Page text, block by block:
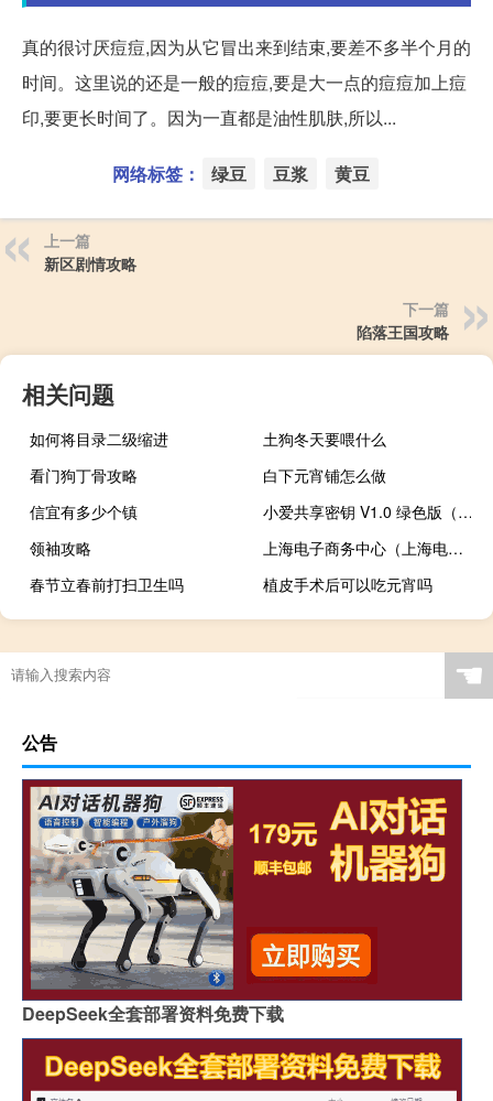
真的很讨厌痘痘,因为从它冒出来到结束,要差不多半个月的
时间。这里说的还是一般的痘痘,要是大一点的痘痘加上痘
印,要更长时间了。因为一直都是油性肌肤,所以...
网络标签： 绿豆 豆浆 黄豆
上一篇
新区剧情攻略
下一篇
陷落王国攻略
相关问题
如何将目录二级缩进
土狗冬天要喂什么
看门狗丁骨攻略
白下元宵铺怎么做
信宜有多少个镇
小爱共享密钥 V1.0 绿色版（小爱共享密钥 V1.0 绿色版功能简介）
领袖攻略
上海电子商务中心（上海电子商厦总公司简介）
春节立春前打扫卫生吗
植皮手术后可以吃元宵吗
☚
公告
DeepSeek全套部署资料免费下载